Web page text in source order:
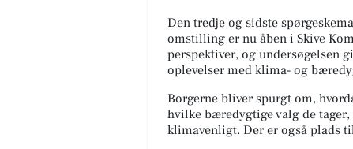
Den tredje og sidste
omstilling er nu åben i Skive
perspektiver, og undersøgelsen
oplevelser med klima- og
Borgerne bliver spurgt om,
hvilke bæredygtige valg de
klimavenligt. Der er også plads